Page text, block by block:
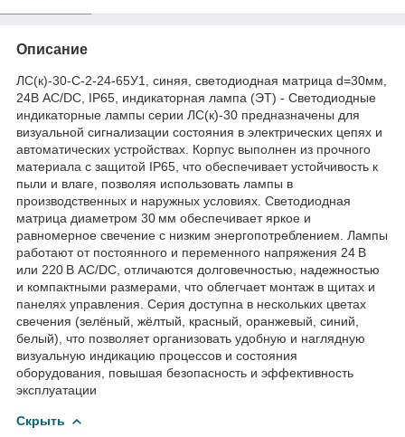
Описание
ЛС(к)-30-С-2-24-65У1, синяя, светодиодная матрица d=30мм,
24В AC/DC, IP65, индикаторная лампа (ЭТ) - Светодиодные
индикаторные лампы серии ЛС(к)-30 предназначены для
визуальной сигнализации состояния в электрических цепях и
автоматических устройствах. Корпус выполнен из прочного
материала с защитой IP65, что обеспечивает устойчивость к
пыли и влаге, позволяя использовать лампы в
производственных и наружных условиях. Светодиодная
матрица диаметром 30 мм обеспечивает яркое и
равномерное свечение с низким энергопотреблением. Лампы
работают от постоянного и переменного напряжения 24 В
или 220 В AC/DC, отличаются долговечностью, надежностью
и компактными размерами, что облегчает монтаж в щитах и
панелях управления. Серия доступна в нескольких цветах
свечения (зелёный, жёлтый, красный, оранжевый, синий,
белый), что позволяет организовать удобную и наглядную
визуальную индикацию процессов и состояния
оборудования, повышая безопасность и эффективность
эксплуатации
Скрыть